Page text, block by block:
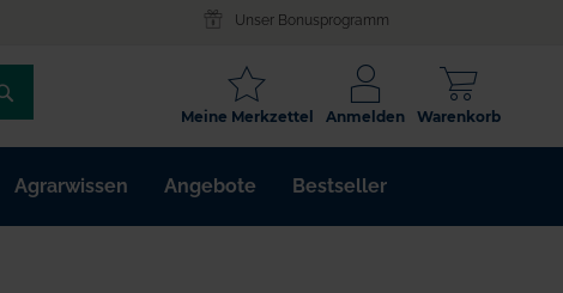
Unser Bonusprogramm
/
ARTIKELNR.
/
Warenkorb
Anmelden
Meine Merkzettel
Agrarwissen Angebote Bestseller